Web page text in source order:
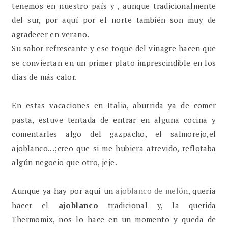
tenemos en nuestro país y , aunque tradicionalmente
del sur, por aquí por el norte también son muy de
agradecer en verano.
Su sabor refrescante y ese toque del vinagre hacen que
se conviertan en un primer plato imprescindible en los
días de más calor.
En estas vacaciones en Italia, aburrida ya de comer
pasta, estuve tentada de entrar en alguna cocina y
comentarles algo del gazpacho, el salmorejo,el
ajoblanco...;creo que si me hubiera atrevido, reflotaba
algún negocio que otro, jeje.
Aunque ya hay por aquí unajoblanco de melón, quería
hacer el ajoblanco tradicional y, la querida
Thermomix, nos lo hace en un momento y queda de